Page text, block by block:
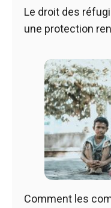
Le droit des
une protection
Comment les